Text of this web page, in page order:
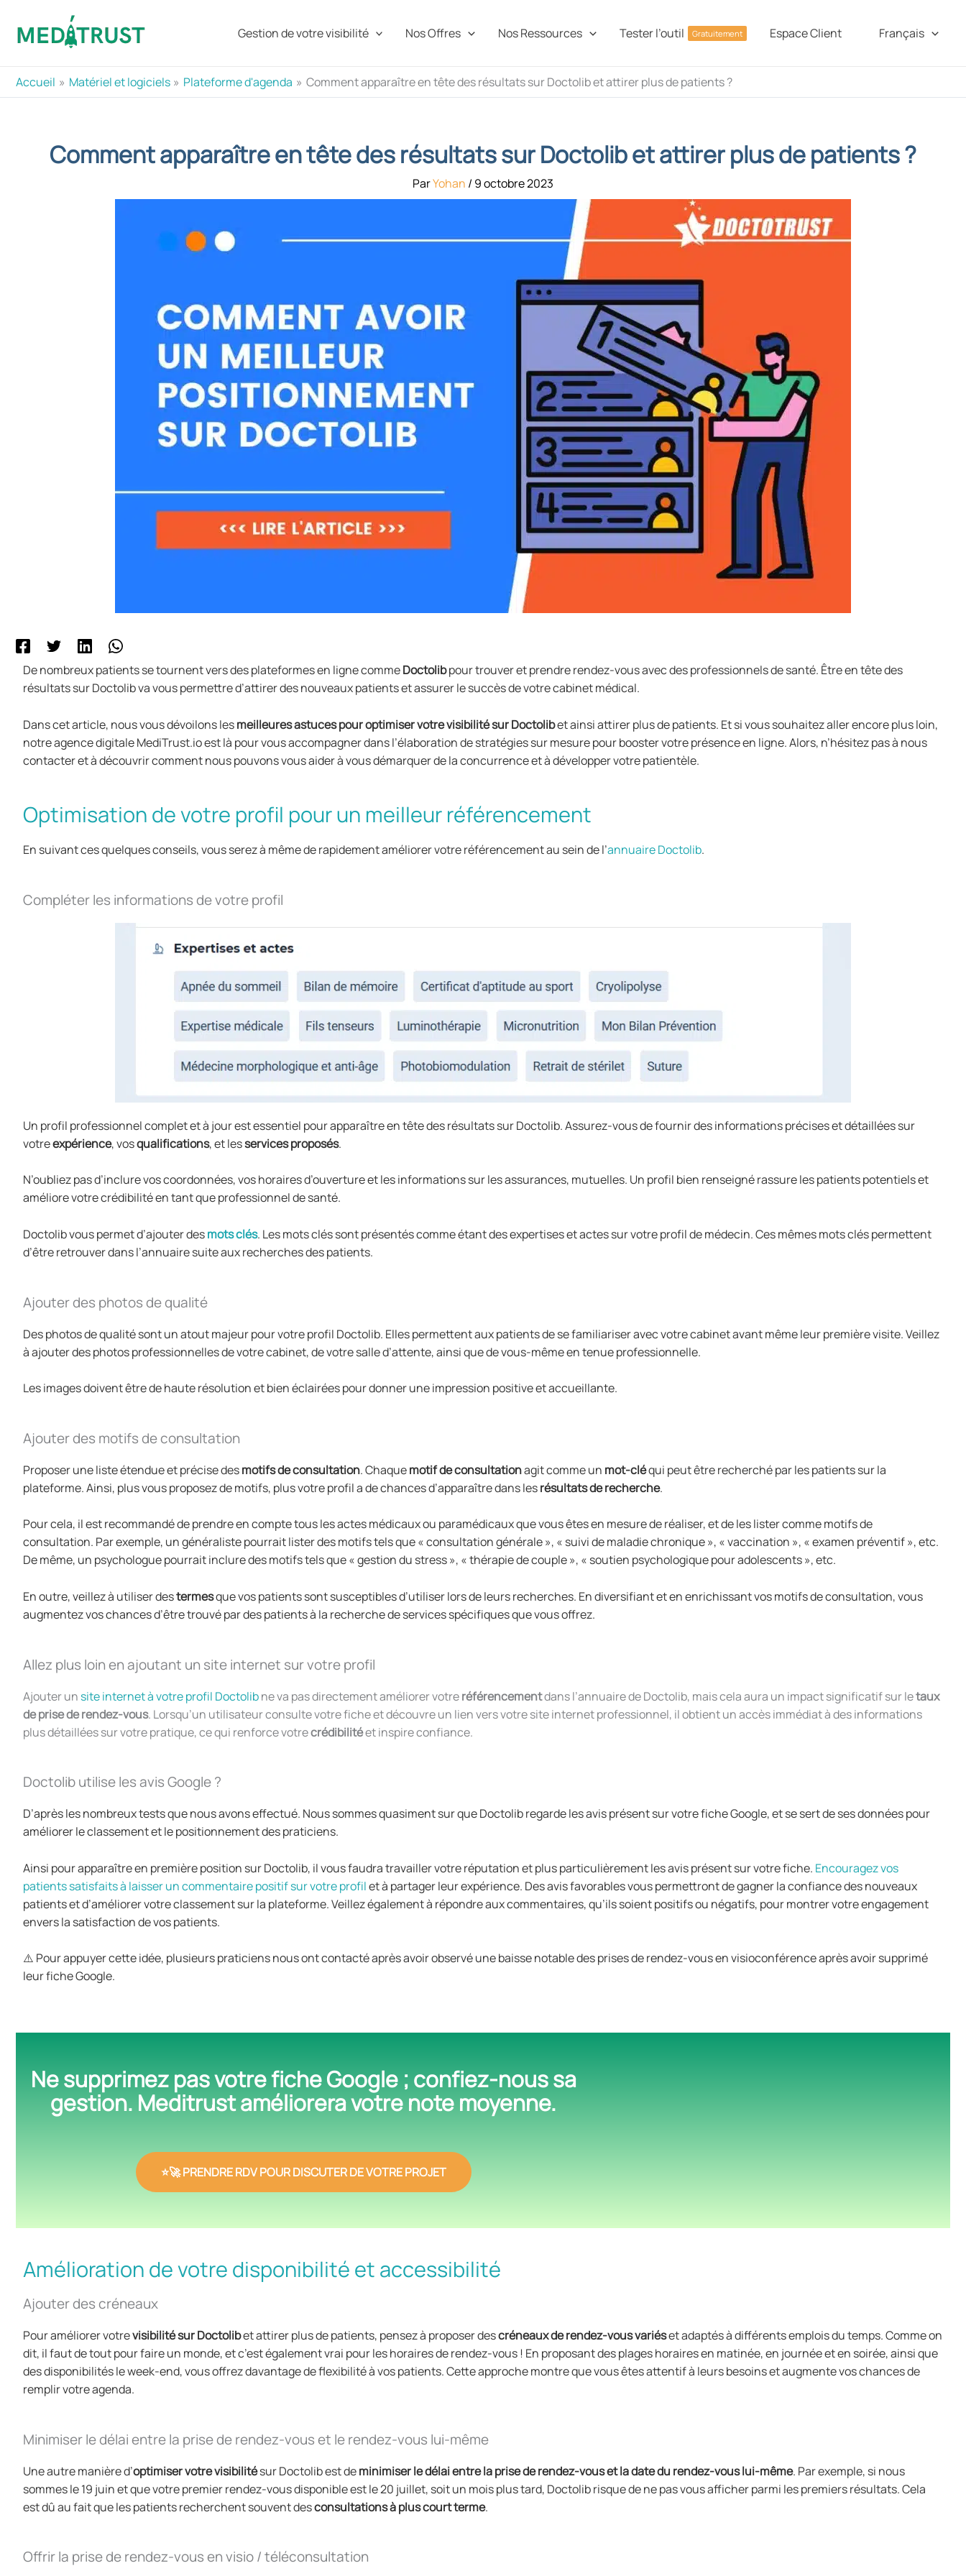
contenu
Gestion de votre visibilité Nos Offres Nos Ressources Tester l’outil Gratuitement Espace Client Français
Accueil Matériel et logiciels Plateforme d'agenda Comment apparaître en tête des résultats sur Doctolib et attirer plus de patients ?
Comment apparaître en tête des résultats sur Doctolib et attirer plus de patients ?
ParYohan / 9 octobre 2023
De nombreux patients se tournent vers des plateformes en ligne commeDoctolibpour trouver et prendre rendez-vous avec des professionnels de santé. Être en tête des
résultats sur Doctolib va vous permettre d’attirer des nouveaux patients et assurer le succès de votre cabinet médical.
Dans cet article, nous vous dévoilons lesmeilleures astuces pour optimiser votre visibilité sur Doctolibet ainsi attirer plus de patients. Et si vous souhaitez aller encore plus loin,
notre agence digitale MediTrust.io est là pour vous accompagner dans l’élaboration de stratégies sur mesure pour booster votre présence en ligne. Alors, n’hésitez pas à nous
contacter et à découvrir comment nous pouvons vous aider à vous démarquer de la concurrence et à développer votre patientèle.
Optimisation de votre profil pour un meilleur référencement
En suivant ces quelques conseils, vous serez à même de rapidement améliorer votre référencement au sein de l’annuaire Doctolib.
Compléter les informations de votre profil
Un profil professionnel complet et à jour est essentiel pour apparaître en tête des résultats sur Doctolib. Assurez-vous de fournir des informations précises et détaillées sur
votreexpérience, vosqualifications, et lesservices proposés.
N’oubliez pas d’inclure vos coordonnées, vos horaires d’ouverture et les informations sur les assurances, mutuelles. Un profil bien renseigné rassure les patients potentiels et
améliore votre crédibilité en tant que professionnel de santé.
Doctolib vous permet d’ajouter desmots clés. Les mots clés sont présentés comme étant des expertises et actes sur votre profil de médecin. Ces mêmes mots clés permettent
d’être retrouver dans l’annuaire suite aux recherches des patients.
Ajouter des photos de qualité
Des photos de qualité sont un atout majeur pour votre profil Doctolib. Elles permettent aux patients de se familiariser avec votre cabinet avant même leur première visite. Veillez
à ajouter des photos professionnelles de votre cabinet, de votre salle d’attente, ainsi que de vous-même en tenue professionnelle.
Les images doivent être de haute résolution et bien éclairées pour donner une impression positive et accueillante.
Ajouter des motifs de consultation
Proposer une liste étendue et précise desmotifs de consultation. Chaquemotif de consultationagit comme un mot-cléqui peut être recherché par les patients sur la
plateforme. Ainsi, plus vous proposez de motifs, plus votre profil a de chances d’apparaître dans lesrésultats de recherche.
Pour cela, il est recommandé de prendre en compte tous les actes médicaux ou paramédicaux que vous êtes en mesure de réaliser, et de les lister comme motifs de
consultation. Par exemple, un généraliste pourrait lister des motifs tels que « consultation générale », « suivi de maladie chronique », « vaccination », « examen préventif », etc.
De même, un psychologue pourrait inclure des motifs tels que « gestion du stress », « thérapie de couple », « soutien psychologique pour adolescents », etc.
En outre, veillez à utiliser destermesque vos patients sont susceptibles d’utiliser lors de leurs recherches. En diversifiant et en enrichissant vos motifs de consultation, vous
augmentez vos chances d’être trouvé par des patients à la recherche de services spécifiques que vous offrez.
Allez plus loin en ajoutant un site internet sur votre profil
Ajouter un site internet à votre profil Doctolibne va pas directement améliorer votreréférencementdans l’annuaire de Doctolib, mais cela aura un impact significatif sur letaux
de prise de rendez-vous. Lorsqu’un utilisateur consulte votre fiche et découvre un lien vers votre site internet professionnel, il obtient un accès immédiat à des informations
plus détaillées sur votre pratique, ce qui renforce votrecrédibilitéet inspire confiance.
Doctolib utilise les avis Google ?
D’après les nombreux tests que nous avons effectué. Nous sommes quasiment sur que Doctolib regarde les avis présent sur votre fiche Google, et se sert de ses données pour
améliorer le classement et le positionnement des praticiens.
Ainsi pour apparaître en première position sur Doctolib, il vous faudra travailler votre réputation et plus particulièrement les avis présent sur votre fiche. Encouragez vos
patients satisfaits à laisser un commentaire positif sur votre profilet à partager leur expérience. Des avis favorables vous permettront de gagner la confiance des nouveaux
patients et d’améliorer votre classement sur la plateforme. Veillez également à répondre aux commentaires, qu’ils soient positifs ou négatifs, pour montrer votre engagement
envers la satisfaction de vos patients.
⚠️ Pour appuyer cette idée, plusieurs praticiens nous ont contacté après avoir observé une baisse notable des prises de rendez-vous en visioconférence après avoir supprimé
leur fiche Google.
Ne supprimez pas votre fiche Google ; confiez-nous sa
gestion. Meditrust améliorera votre note moyenne.
⭐🚀 PRENDRE RDV POUR DISCUTER DE VOTRE PROJET
Amélioration de votre disponibilité et accessibilité
Ajouter des créneaux
Pour améliorer votrevisibilité sur Doctolibet attirer plus de patients, pensez à proposer descréneaux de rendez-vous variéset adaptés à différents emplois du temps. Comme on
dit, il faut de tout pour faire un monde, et c’est également vrai pour les horaires de rendez-vous ! En proposant des plages horaires en matinée, en journée et en soirée, ainsi que
des disponibilités le week-end, vous offrez davantage de flexibilité à vos patients. Cette approche montre que vous êtes attentif à leurs besoins et augmente vos chances de
remplir votre agenda.
Minimiser le délai entre la prise de rendez-vous et le rendez-vous lui-même
Une autre manière d’optimiser votre visibilitésur Doctolib est deminimiser le délai entre la prise de rendez-vous et la date du rendez-vous lui-même. Par exemple, si nous
sommes le 19 juin et que votre premier rendez-vous disponible est le 20 juillet, soit un mois plus tard, Doctolib risque de ne pas vous afficher parmi les premiers résultats. Cela
est dû au fait que les patients recherchent souvent desconsultations à plus court terme.
Offrir la prise de rendez-vous en visio / téléconsultation